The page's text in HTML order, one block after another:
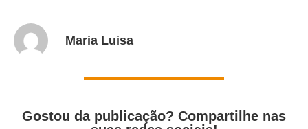
Maria Luisa
Gostou da publicação? Compartilhe nas